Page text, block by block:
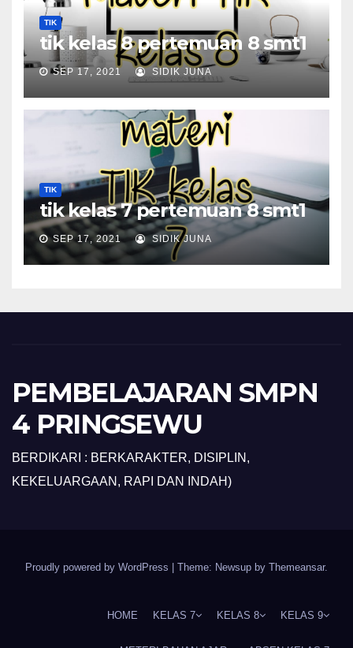
TIK
tik kelas 8 pertemuan 8 smt1
SEP 17, 2021 SIDIK JUNA
TIK
tik kelas 7 pertemuan 8 smt1
SEP 17, 2021 SIDIK JUNA
PEMBELAJARAN SMPN
4 PRINGSEWU
BERDIKARI : BERKARAKTER, DISIPLIN,
KEKELUARGAAN, RAPI DAN INDAH)
Proudly powered by WordPress | Theme: Newsup by Themeansar.
HOME KELAS 7 KELAS 8 KELAS 9